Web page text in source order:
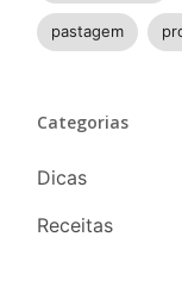
pastagem
Categorias
Dicas
Receitas